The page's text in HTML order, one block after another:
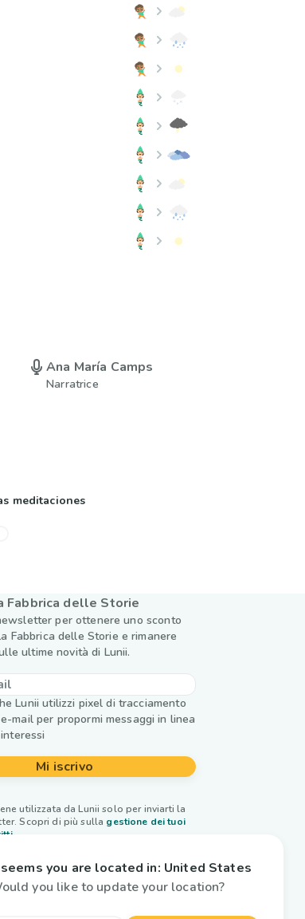
Ana María Camps
Narratrice
meditaciones
Fabbrica delle Storie
per ottenere uno sconto
Fabbrica delle Storie e rimanere
ultime novità di Lunii.
Lunii utilizzi pixel di tracciamento
mail per propormi messaggi in linea
Mi iscrivo
utilizzata da Lunii solo per inviarti la
Scopri di più sulla gestione dei tuoi
you are located in: United States
you like to update your location?